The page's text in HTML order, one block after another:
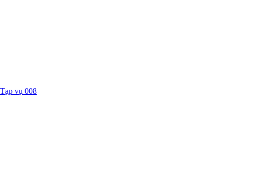
Tạp vụ 008